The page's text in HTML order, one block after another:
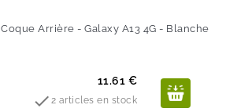
Coque Arrière - Galaxy A13 4G - Blanche
Prix
11.61 €
 2 articles en stock